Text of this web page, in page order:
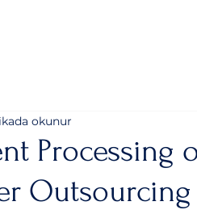
Processing
okunur